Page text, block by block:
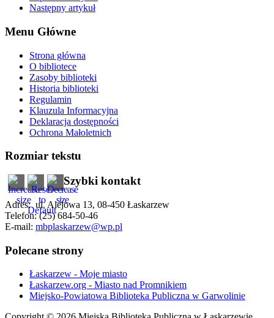
Następny artykuł
Menu Główne
Strona główna
O bibliotece
Zasoby biblioteki
Historia biblioteki
Regulamin
Klauzula Informacyjna
Deklaracja dostępności
Ochrona Małoletnich
Rozmiar tekstu
Szybki kontakt
Adres: ul. Alejowa 13, 08-450 Łaskarzew
Telefon: (25) 684-50-46
E-mail: mbplaskarzew@wp.pl
Polecane strony
Łaskarzew - Moje miasto
Łaskarzew.org - Miasto nad Promnikiem
Miejsko-Powiatowa Biblioteka Publiczna w Garwolinie